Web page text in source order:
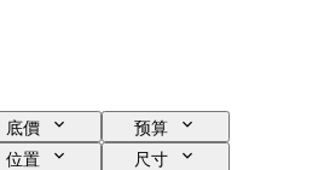
底價
预算
位置
尺寸